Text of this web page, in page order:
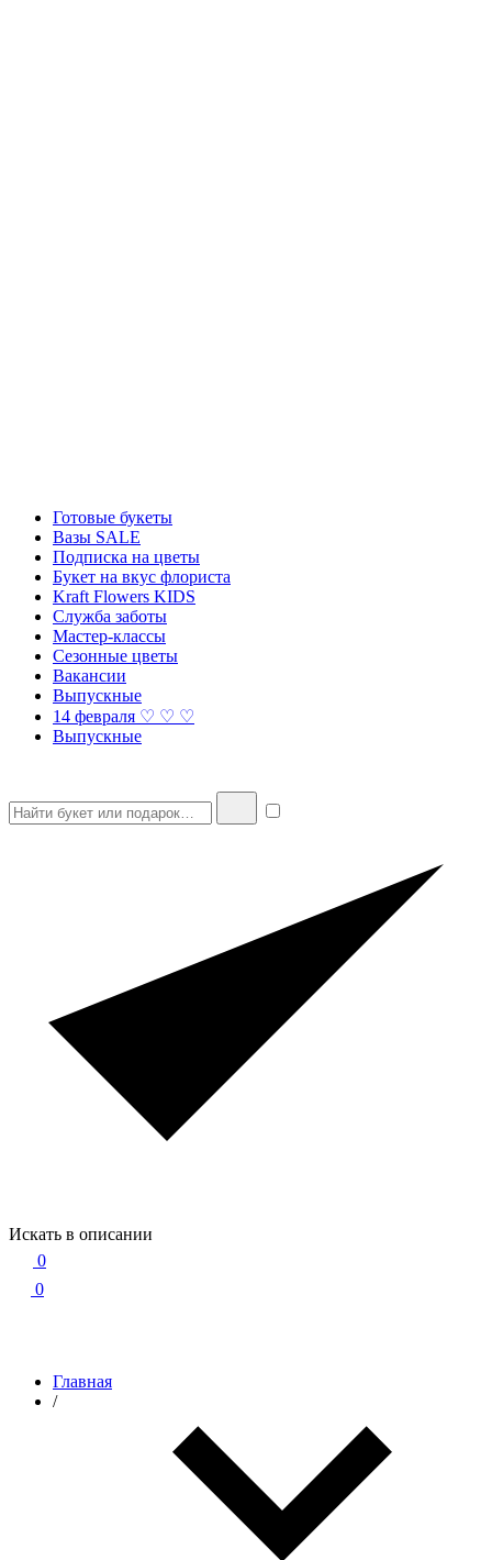
Готовые букеты
Вазы SALE
Подписка на цветы
Букет на вкус флориста
Kraft Flowers KIDS
Служба заботы
Мастер-классы
Сезонные цветы
Вакансии
Выпускные
14 февраля ♡ ♡ ♡
Выпускные
Искать в описании
0
0
Главная
/